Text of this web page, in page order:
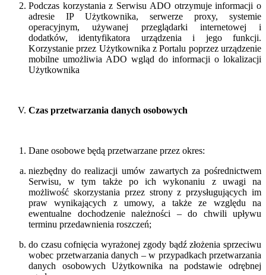
Podczas korzystania z Serwisu ADO otrzymuje informacji o
adresie IP Użytkownika, serwerze proxy, systemie
operacyjnym, używanej przeglądarki internetowej i
dodatków, identyfikatora urządzenia i jego funkcji.
Korzystanie przez Użytkownika z Portalu poprzez urządzenie
mobilne umożliwia ADO wgląd do informacji o lokalizacji
Użytkownika
Czas przetwarzania danych osobowych
Dane osobowe będą przetwarzane przez okres:
niezbędny do realizacji umów zawartych za pośrednictwem
Serwisu, w tym także po ich wykonaniu z uwagi na
możliwość skorzystania przez strony z przysługujących im
praw wynikających z umowy, a także ze względu na
ewentualne dochodzenie należności – do chwili upływu
terminu przedawnienia roszczeń;
do czasu cofnięcia wyrażonej zgody bądź złożenia sprzeciwu
wobec przetwarzania danych – w przypadkach przetwarzania
danych osobowych Użytkownika na podstawie odrębnej